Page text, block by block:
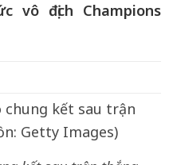
vô địch Champions